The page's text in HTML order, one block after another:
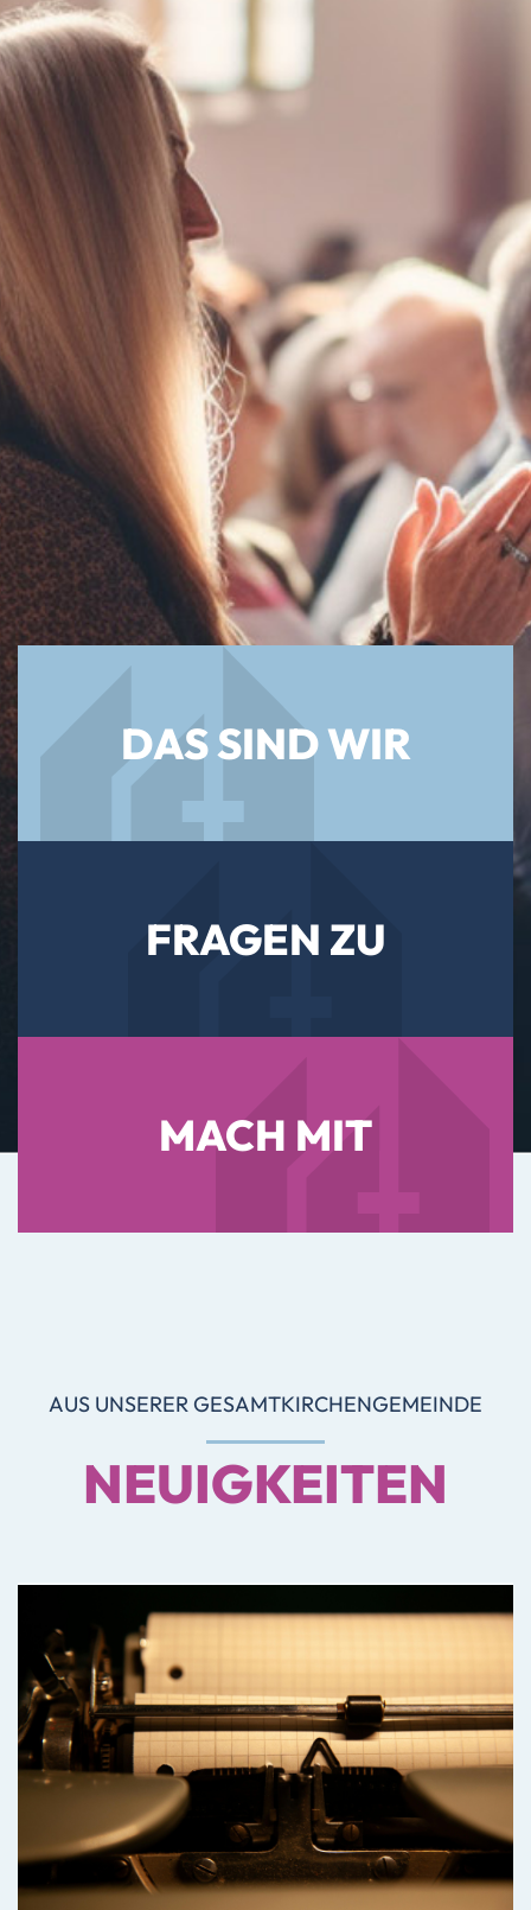
DAS SIND WIR
FRAGEN ZU
MACH MIT
AUS UNSERER GESAMTKIRCHENGEMEINDE
NEUIGKEITEN